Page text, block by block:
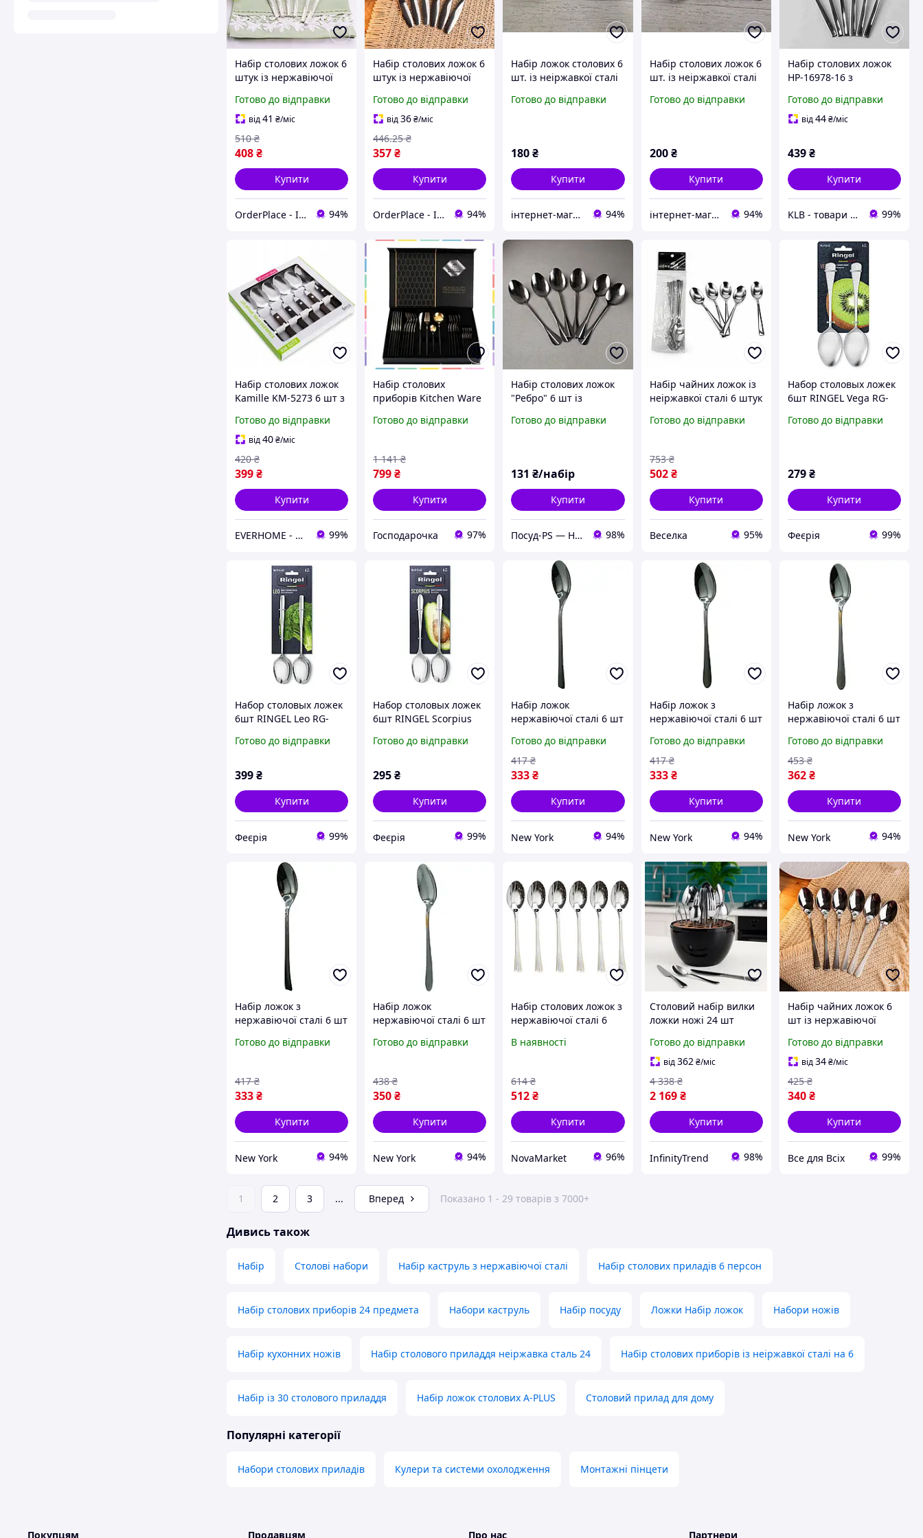
Набір столових ложок 6
штук із нержавіючої
нержавіючої сталі
набір столових ложок
нержавійки
Готово до відправки
від41 ₴/міс
408₴
510 ₴
Купити
OrderPlace - Інтернет-магазин товарів для дому 94%
Набір столових ложок 6
штук із нержавіючої
нержавіючої сталі 6
столових ложок ложки
Готово до відправки
від36₴/міс
357₴
446.25 ₴
Купити
OrderPlace - Інтернет-магазин товарів для дому 94%
Набір ложок столових 6
шт. із неіржавкої сталі
Готово до відправки
180₴
Купити
інтернет-магазин "Світ посуду" 94%
Набір столових ложок 6
шт. із неіржавкої сталі
Готово до відправки
200 ₴
Купити
інтернет-магазин "Світ посуду" 94%
Набір столових ложок
HP-16978-16 з
шт, сріблясті, довжина
21 см
Готово до відправки
від44₴/міс
439₴
Купити
KLB - товари для дому, дітей та тварин 99%
Набір столових ложок
Kamille KM-5273 6 шт з
ручками під дерево
Готово до відправки
від40₴/міс
399₴
420 ₴
Купити
EVERHOME - Затишок для дому 99%
Набір столових
приборів Kitchen Ware
сталі на 6 персон
ножі підходить для
миття в
Готово до відправки
799₴
1 141 ₴
Купити
Господарочка 97%
Набір столових ложок
"Ребро" 6 шт із
(7461)
Готово до відправки
131 ₴/набір
Купити
Посуд-PS — Horeca Посуд Подарунки 98%
Набір чайних ложок із
неіржавкої сталі 6 штук
стильні столові
сервірування FLAME
Готово до відправки
502 ₴
753 ₴
Купити
Веселка 95%
Набор столовых ложек
6шт RINGEL Vega RG-
нержавеющей стали
Готово до відправки
279₴
Купити
Феєрія 99%
Набор столовых ложек
6шт RINGEL Leo RG-
нержавеющей стали
Готово до відправки
399₴
Купити
Феєрія 99%
Набор столовых ложек
6шт RINGEL Scorpius
нержавеющей стали
Готово до відправки
295₴
Купити
Феєрія 99%
Набір ложок
нержавіючої сталі 6 шт
рифлення ложки
столові комплект
newyork
Готово до відправки
333₴
417 ₴
Купити
New York 94%
Набір ложок з
нержавіючої сталі 6 шт
візерунок ложки
столові комплект
newyork
Готово до відправки
333 ₴
417 ₴
Купити
New York 94%
Набір ложок з
нержавіючої сталі 6 шт
смужки візерунок
ложки столові комплект
newyork
Готово до відправки
362₴
453 ₴
Купити
New York 94%
Набір ложок з
нержавіючої сталі 6 шт
ручка візерунок ложки
newyork
Готово до відправки
333₴
417 ₴
Купити
New York 94%
Набір ложок
нержавіючої сталі 6 шт
смужки ложки столові
Готово до відправки
350₴
438 ₴
Купити
New York 94%
Набір столових ложок з
нержавіючої сталі 6
золотом HP-20-31.
В наявності
512₴
614 ₴
Купити
NovaMarket 96%
Столовий набір вилки
ложки ножі 24 шт
приладдя з
нержавіючої сталі
Прибори для кухні
Готово до відправки
від362 ₴/міс
2 169 ₴
4 338 ₴
Купити
InfinityTrend 98%
Набір чайних ложок 6
шт із нержавіючої
Classic десертні
ложечки столові
прилади
Готово до відправки
від34₴/міс
340₴
425 ₴
Купити
Все для Всіх 99%
1 2 3 ... Вперед Показано 1 - 29 товарів з 7000+
Дивись також
Набір Столові набори Набір каструль з нержавіючої сталі Набір столових приладів 6 персон
Набір столових приборів 24 предмета Набори каструль Набір посуду Ложки Набір ложок Набори ножів
Набір кухонних ножів Набір столового приладдя неіржавка сталь 24 Набір столових приборів із неіржавкої сталі на 6
Набір із 30 столового приладдя Набір ложок столових A-PLUS Столовий прилад для дому
Популярні категорії
Набори столових приладів Кулери та системи охолодження Монтажні пінцети
Покупцям Продавцям Про нас Партнери